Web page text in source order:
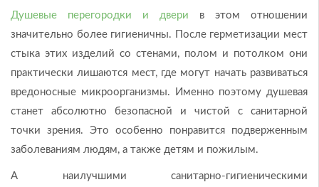
Душевые перегородки и двери в этом отношении
значительно более гигиеничны. После герметизации мест
стыка этих изделий со стенами, полом и потолком они
практически лишаются мест, где могут начать развиваться
вредоносные микроорганизмы. Именно поэтому душевая
станет абсолютно безопасной и чистой с санитарной
точки зрения. Это особенно понравится подверженным
заболеваниям людям, а также детям и пожилым.
А наилучшими санитарно-гигиеническими